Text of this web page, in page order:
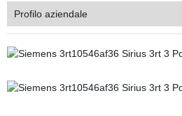
Profilo aziendale